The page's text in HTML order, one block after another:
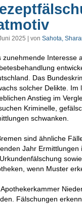
2025 | von Sahota,
zunehmende Interesse
Das
solcher Delikte. Im
Anstieg im
Kriminelle,
schwanken.
sind ähnliche
Jahr
wenn Muster
Apothekerkammer
Fälschungen